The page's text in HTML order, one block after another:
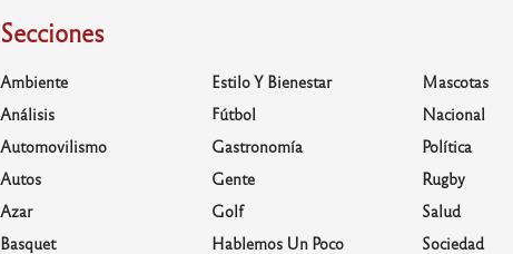
Secciones
Ambiente
Análisis
Automovilismo
Autos
Azar
Basquet
Estilo Y Bienestar
Fútbol
Gastronomía
Gente
Golf
Hablemos Un Poco
Mascotas
Nacional
Política
Rugby
Salud
Sociedad